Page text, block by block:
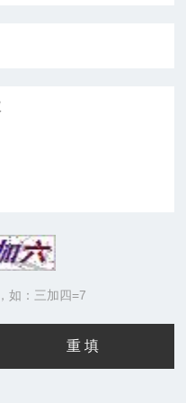
如：三加四=7